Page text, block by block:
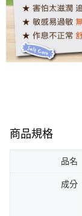
商品規格
品名
成分